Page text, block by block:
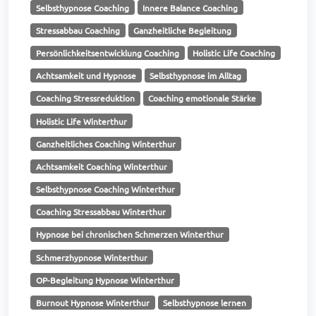
Selbsthypnose Coaching Innere Balance Coaching
Stressabbau Coaching Ganzheitliche Begleitung
Persönlichkeitsentwicklung Coaching Holistic Life Coaching
Achtsamkeit und Hypnose Selbsthypnose im Alltag
Coaching Stressreduktion Coaching emotionale Stärke
Holistic Life Winterthur
Ganzheitliches Coaching Winterthur
Achtsamkeit Coaching Winterthur
Selbsthypnose Coaching Winterthur
Coaching Stressabbau Winterthur
Hypnose bei chronischen Schmerzen Winterthur
Schmerzhypnose Winterthur
OP-Begleitung Hypnose Winterthur
Burnout Hypnose Winterthur Selbsthypnose lernen